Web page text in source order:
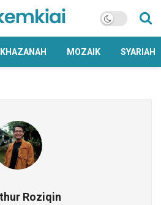
KHAZANAH MOZAIK SYARIAH
Roziqin